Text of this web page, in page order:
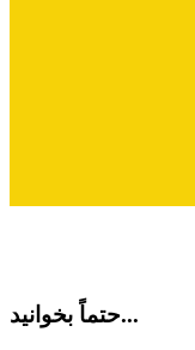
حتماً بخوانید...